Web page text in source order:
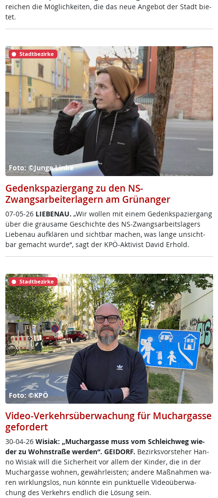
rei­chen die Mög­lich­kei­ten, die das neue An­ge­bot der Stadt bie­
tet.
Stadtbezirke
Foto: ©Junge Linke
Gedenkspaziergang zu den NS-
Zwangsarbeiterlagern am Grünanger
07-05-26 LIE­BENAU. „Wir wol­len mit ei­nem Ge­denk­spa­zier­gang
über die grau­sa­me Ge­schich­te des NS-Zwangs­ar­beits­la­gers
Lie­benau auf­klä­ren und sicht­bar ma­chen, was lan­ge un­sicht­
bar ge­macht wur­de“, sagt der KPÖ-Ak­ti­vist Da­vid Er­hold.
Stadtbezirke
Foto: ©KPÖ
Video-Verkehrsüberwachung für Muchargasse
gefordert
30-04-26 Wi­siak: „Much­ar­gas­se muss vom Sch­leich­weg wie­
der zu Wohn­stra­ße wer­den“. GEI­DORF. Be­zirks­vor­ste­her Han­
no Wi­siak will die Si­cher­heit vor al­lem der Kin­der, die in der
Much­ar­gas­se woh­nen, ge­währ­leis­ten; an­de­re Maß­nah­men wa­
ren wir­k­lungs­los, nun könn­te ein punk­tu­el­le Vi­deo­über­wa­
chung des Ver­kehrs end­lich die Lö­sung sein.